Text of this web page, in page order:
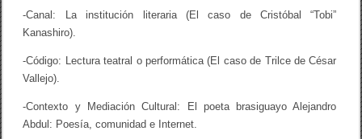
-Canal: La institución literaria (El caso de Cristóbal “Tobi”
Kanashiro).
-Código: Lectura teatral o performática (El caso de Trilce de César
Vallejo).
-Contexto y Mediación Cultural: El poeta brasiguayo Alejandro
Abdul: Poesía, comunidad e Internet.